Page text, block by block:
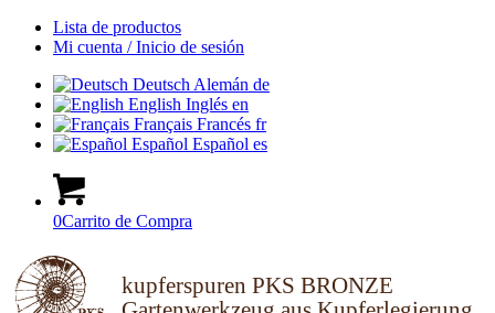
Lista de productos
Mi cuenta / Inicio de sesión
Deutsch Alemán de
English Inglés en
Français Francés fr
Español Español es
0Carrito de Compra
kupferspuren PKS BRONZE